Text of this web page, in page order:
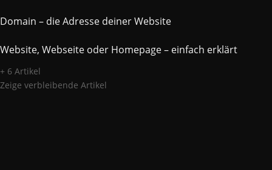
Domain – die Adresse deiner Website
Website, Webseite oder Homepage – einfach erklärt
+ 6 Artikel
Zeige verbleibende Artikel